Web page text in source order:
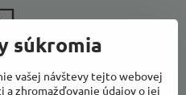
novinky:
súkromia
vašej návštevy tejto webovej
a zhromažďovanie údajov o jej